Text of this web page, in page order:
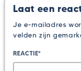
Laat een
Je e-mailadres
velden zijn
REACTIE*